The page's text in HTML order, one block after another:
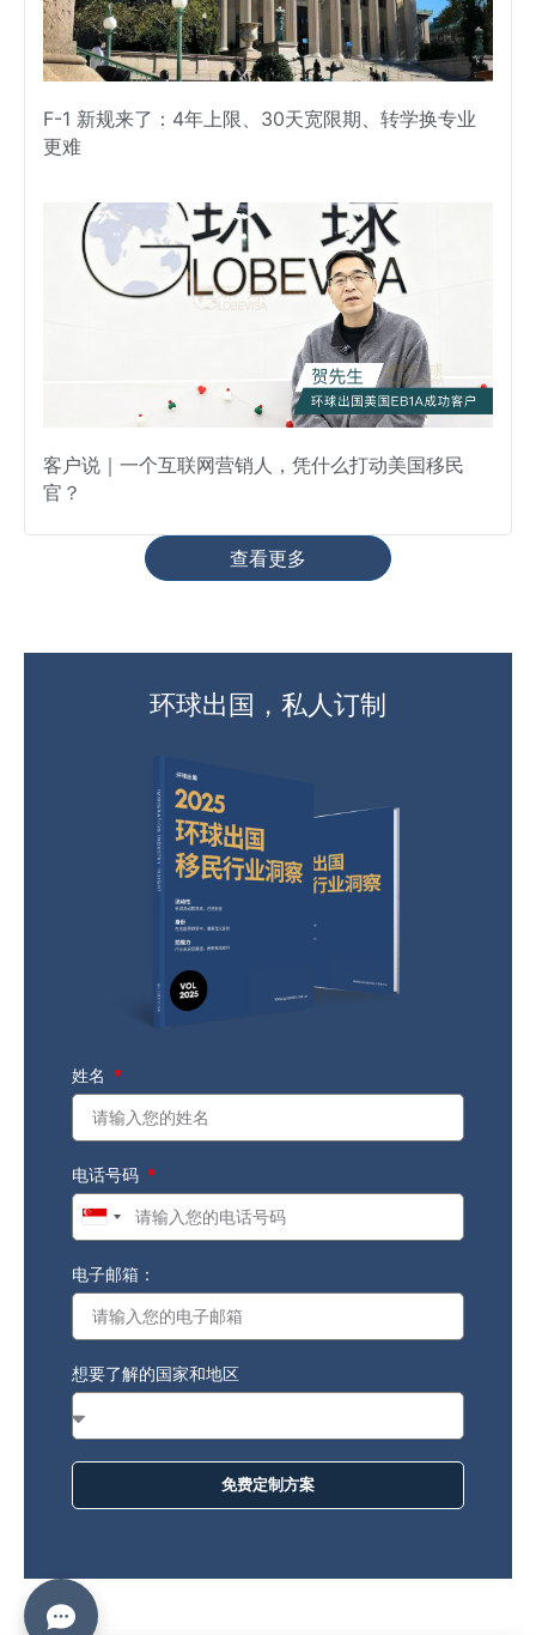
F-1 新规来了：4年上限、30天宽限期、转学换专业
更难
客户说｜一个互联网营销人，凭什么打动美国移民
官？
查看更多
环球出国，私人订制
姓名
电话号码
Singapore
电子邮箱：
想要了解的国家和地区
免费定制方案